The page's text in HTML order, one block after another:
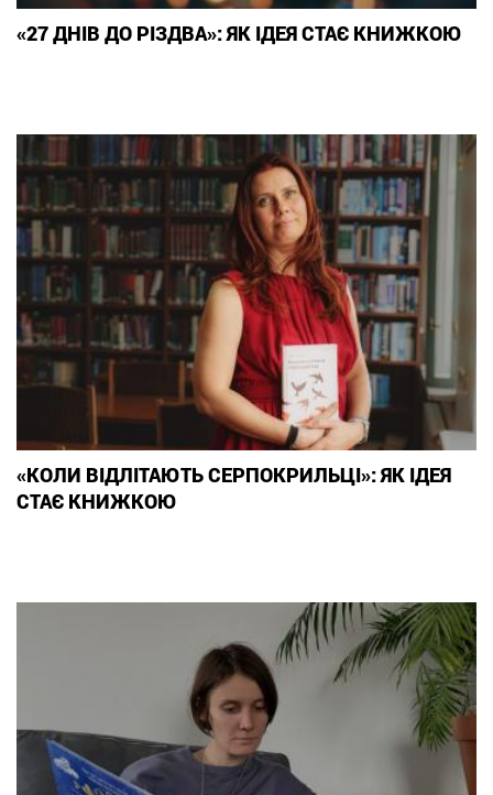
«27 ДНІВ ДО РІЗДВА»: ЯК ІДЕЯ СТАЄ КНИЖКОЮ
«КОЛИ ВІДЛІТАЮТЬ СЕРПОКРИЛЬЦІ»: ЯК ІДЕЯ
СТАЄ КНИЖКОЮ